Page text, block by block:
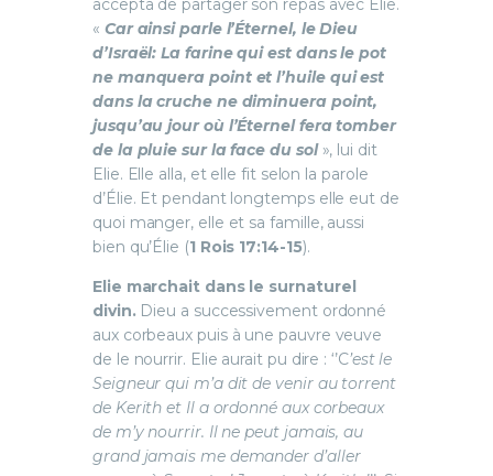
accepta de partager son repas avec Elie.
« Car ainsi parle l’Éternel, le Dieu
d’Israël: La farine qui est dans le pot
ne manquera point et l’huile qui est
dans la cruche ne diminuera point,
jusqu’au jour où l’Éternel fera tomber
de la pluie sur la face du sol », lui dit
Elie. Elle alla, et elle fit selon la parole
d’Élie. Et pendant longtemps elle eut de
quoi manger, elle et sa famille, aussi
bien qu’Élie (1 Rois 17:14-15).
Elie marchait dans le surnaturel
divin. Dieu a successivement ordonné
aux corbeaux puis à une pauvre veuve
de le nourrir. Elie aurait pu dire : ‘’C’est le
Seigneur qui m’a dit de venir au torrent
de Kerith et Il a ordonné aux corbeaux
de m’y nourrir. Il ne peut jamais, au
grand jamais me demander d’aller